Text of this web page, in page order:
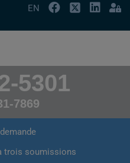
EN
5301
7869
trois soumissions